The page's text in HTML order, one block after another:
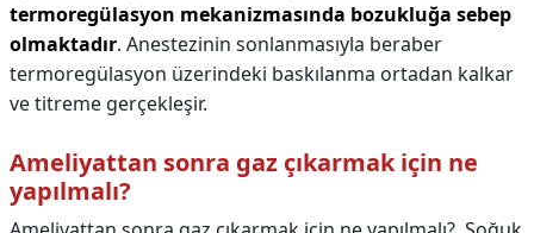
termoregülasyon mekanizmasında bozukluğa sebep
olmaktadır. Anestezinin sonlanmasıyla beraber
termoregülasyon üzerindeki baskılanma ortadan kalkar
ve titreme gerçekleşir.
Ameliyattan sonra gaz çıkarmak için ne
yapılmalı?